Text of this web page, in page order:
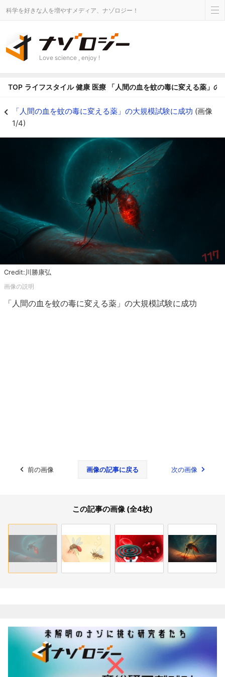
科学を好きな人を増やすメディア、ナゾロジー！
Love science , enjoy !
TOP ライフスタイル 健康 医療 「人間の血を蚊の毒に変える薬」の
「人間の血を蚊の毒に変える薬」の大規模試験に成功 (画像
1/4)
Credit:川勝康弘
「人間の血を蚊の毒に変える薬」の大規模試験に成功
前の画像 画像の記事に戻る 次の画像
この記事の画像 (全4枚)